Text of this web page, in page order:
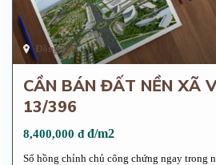
Đồng Nai
CẦN BÁN ĐẤT NỀN XÃ
13/396
8,400,000 đđ/m2
Sổ hồng chỉnh chủ công chứng ngay trong